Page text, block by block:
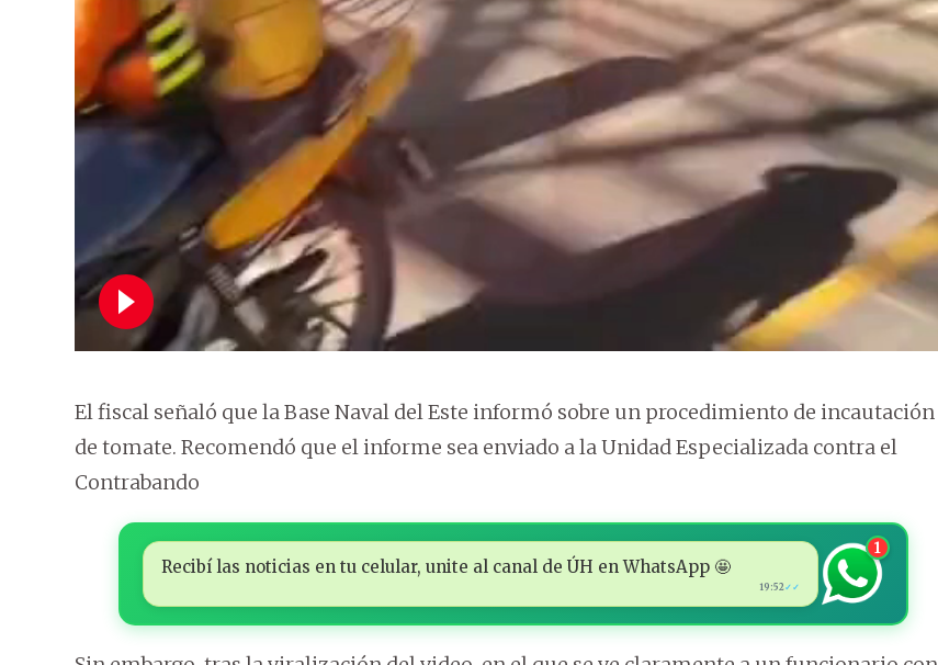
El fiscal señaló que la Base Naval del Este informó sobre un procedimiento de incautación
de tomate. Recomendó que el informe sea enviado a la Unidad Especializada contra el
Contrabando
Recibí las noticias en tu celular, unite al canal de ÚH en WhatsApp 🤩
19:52✓✓
1